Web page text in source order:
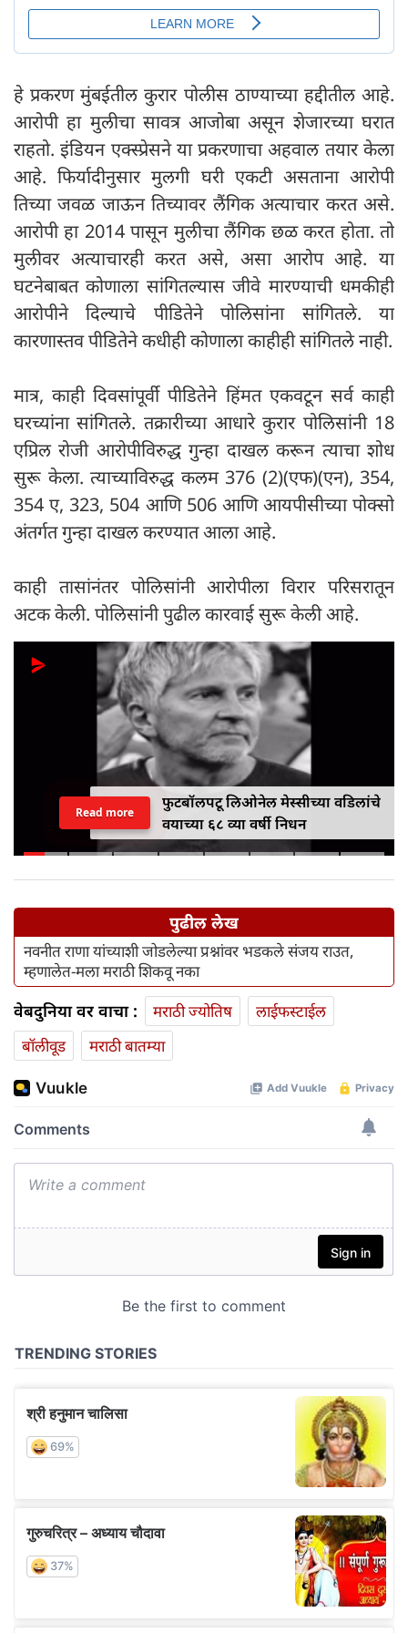
हे प्रकरण मुंबईतील कुरार पोलीस ठाण्याच्या हद्दीतील आहे.
आरोपी हा मुलीचा सावत्र आजोबा असून शेजारच्या घरात
राहतो. इंडियन एक्स्प्रेसने या प्रकरणाचा अहवाल तयार केला
आहे. फिर्यादीनुसार मुलगी घरी एकटी असताना आरोपी
तिच्या जवळ जाऊन तिच्यावर लैंगिक अत्याचार करत असे.
आरोपी हा 2014 पासून मुलीचा लैंगिक छळ करत होता. तो
मुलीवर अत्याचारही करत असे, असा आरोप आहे. या
घटनेबाबत कोणाला सांगितल्यास जीवे मारण्याची धमकीही
आरोपीने दिल्याचे पीडितेने पोलिसांना सांगितले. या
कारणास्तव पीडितेने कधीही कोणाला काहीही सांगितले नाही.
मात्र, काही दिवसांपूर्वी पीडितेने हिंमत एकवटून सर्व काही
घरच्यांना सांगितले. तक्रारीच्या आधारे कुरार पोलिसांनी 18
एप्रिल रोजी आरोपीविरुद्ध गुन्हा दाखल करून त्याचा शोध
सुरू केला. त्याच्याविरुद्ध कलम 376 (2)(एफ)(एन), 354,
354 ए, 323, 504 आणि 506 आणि आयपीसीच्या पोक्सो
अंतर्गत गुन्हा दाखल करण्यात आला आहे.
काही तासांनंतर पोलिसांनी आरोपीला विरार परिसरातून
अटक केली. पोलिसांनी पुढील कारवाई सुरू केली आहे.
फुटबॉलपटू लिओनेल मेस्सीच्या वडिलांचे
वयाच्या ६८ व्या वर्षी निधन
Read more
पुढील लेख
नवनीत राणा यांच्याशी जोडलेल्या प्रश्नांवर भडकले संजय राउत,
म्हणालेत-मला मराठी शिकवू नका
वेबदुनिया वर वाचा : मराठी ज्योतिष
लाईफस्टाईल
बॉलीवूड
मराठी बातम्या